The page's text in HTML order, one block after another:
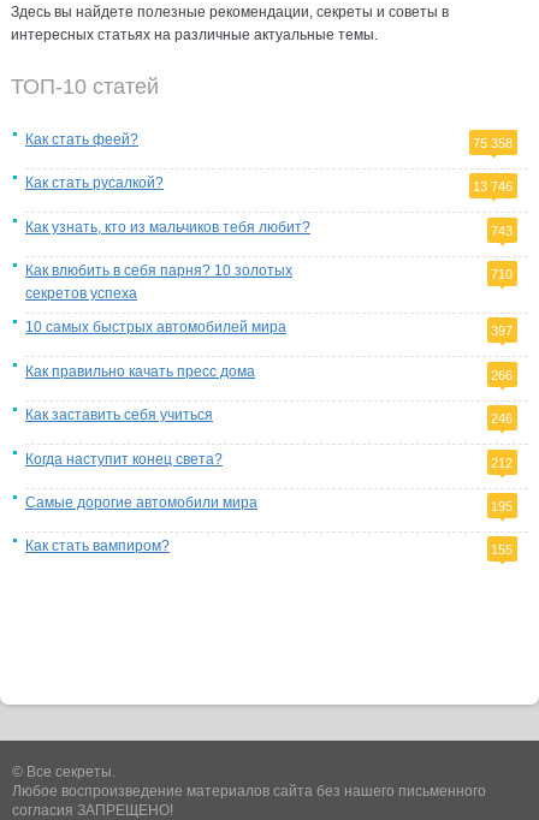
Здесь вы найдете полезные рекомендации, секреты и советы в
интересных статьях на различные актуальные темы.
ТОП-10 статей
Как стать феей? 75 358
Как стать русалкой? 13 746
Как узнать, кто из мальчиков тебя любит? 743
Как влюбить в себя парня? 10 золотых
секретов успеха
710
10 самых быстрых автомобилей мира 397
Как правильно качать пресс дома 266
Как заставить себя учиться 246
Когда наступит конец света? 212
Самые дорогие автомобили мира 195
Как стать вампиром? 155
© Все секреты.
Любое воспроизведение материалов сайта без нашего письменного
согласия ЗАПРЕЩЕНО!